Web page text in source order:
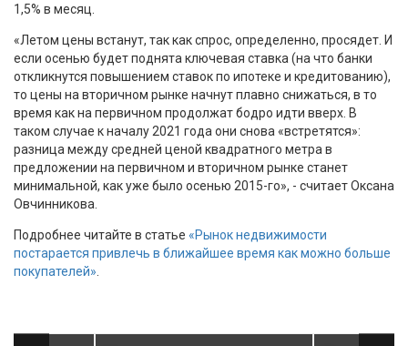
1,5% в месяц.
«Летом цены встанут, так как спрос, определенно, просядет. И
если осенью будет поднята ключевая ставка (на что банки
откликнутся повышением ставок по ипотеке и кредитованию),
то цены на вторичном рынке начнут плавно снижаться, в то
время как на первичном продолжат бодро идти вверх. В
таком случае к началу 2021 года они снова «встретятся»:
разница между средней ценой квадратного метра в
предложении на первичном и вторичном рынке станет
минимальной, как уже было осенью 2015-го», - считает Оксана
Овчинникова.
Подробнее читайте в статье «Рынок недвижимости
постарается привлечь в ближайшее время как можно больше
покупателей»